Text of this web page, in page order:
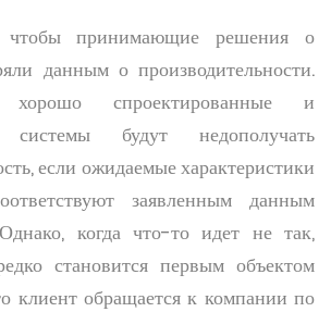
чтобы принимающие решения о
данным о производительности.
спроектированные и
системы будут недополучать
если ожидаемые характеристики
заявленным данным
когда что-то идет не так,
становится первым объектом
клиент обращается к компании по